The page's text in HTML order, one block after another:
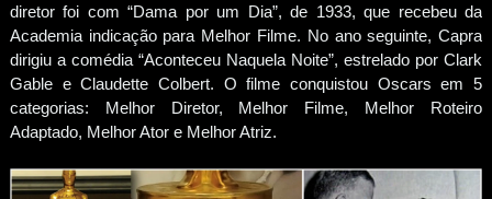
diretor foi com “Dama por um Dia”, de 1933, que recebeu da
Academia indicação para Melhor Filme. No ano seguinte, Capra
dirigiu a comédia “Aconteceu Naquela Noite”, estrelado por Clark
Gable e Claudette Colbert. O filme conquistou Oscars em 5
categorias: Melhor Diretor, Melhor Filme, Melhor Roteiro
Adaptado, Melhor Ator e Melhor Atriz.